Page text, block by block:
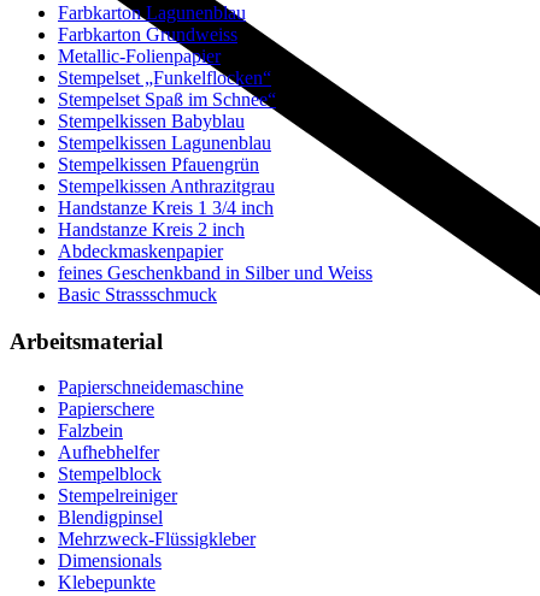
Farbkarton Lagunenblau
Farbkarton Grundweiss
Metallic-Folienpapier
Stempelset „Funkelflocken“
Stempelset Spaß im Schnee“
Stempelkissen Babyblau
Stempelkissen Lagunenblau
Stempelkissen Pfauengrün
Stempelkissen Anthrazitgrau
Handstanze Kreis 1 3/4 inch
Handstanze Kreis 2 inch
Abdeckmaskenpapier
feines Geschenkband in Silber und Weiss
Basic Strassschmuck
Arbeitsmaterial
Papierschneidemaschine
Papierschere
Falzbein
Aufhebhelfer
Stempelblock
Stempelreiniger
Blendigpinsel
Mehrzweck-Flüssigkleber
Dimensionals
Klebepunkte